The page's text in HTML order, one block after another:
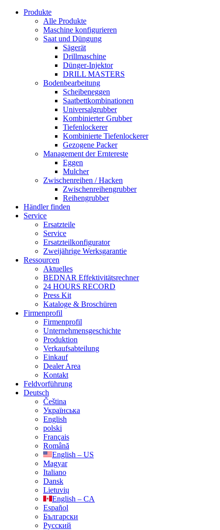
Produkte
Alle Produkte
Maschine konfigurieren
Saat und Düngung
Sägerät
Drillmaschine
Dünger-Injektor
DRILL MASTERS
Bodenbearbeitung
Scheibeneggen
Saatbettkombinationen
Universalgrubber
Kombinierter Grubber
Tiefenlockerer
Kombinierte Tiefenlockerer
Gezogene Packer
Management der Erntereste
Eggen
Mulcher
Zwischenreihen / Hacken
Zwischenreihengrubber
Reihengrubber
Händler finden
Service
Ersatzteile
Service
Ersatzteilkonfigurator
Zweijährige Werksgarantie
Ressourcen
Aktuelles
BEDNAR Effektivitätsrechner
24 HOURS RECORD
Press Kit
Kataloge & Broschüren
Firmenprofil
Firmenprofil
Unternehmensgeschichte
Produktion
Verkaufsabteilung
Einkauf
Dealer Area
Kontakt
Feldvorführung
Deutsch
Čeština
Українська
English
polski
Français
Română
English – US
Magyar
Italiano
Dansk
Lietuvių
English – CA
Español
Български
Русский